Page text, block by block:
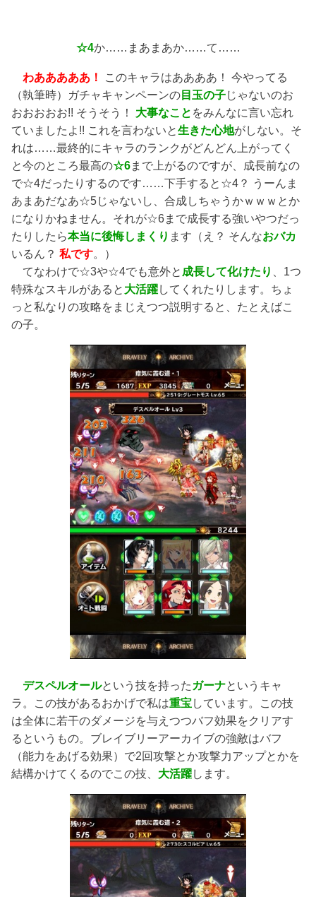
☆4か……まあまあか……て……
わあああああ！
このキャラはああああ！ 今やってる
（執筆時）ガチャキャンペーンの 目玉の子じゃないのお
おおおおお!! そうそう！ 大事なこと をみんなに言い忘れ
ていましたよ!! これを言わないと生きた心地がしない。そ
れは……最終的にキャラのランクがどんどん上がってく
と今のところ最高の☆6まで上がるのですが、成長前なの
で☆4だったりするのです……下手すると☆4？ うーんま
あまあだなあ☆5じゃないし、合成しちゃうかｗｗｗとか
になりかねません。それが☆6まで成長する強いやつだっ
たりしたら本当に後悔しまくり ます（え？ そんなおバカ
いるん？私です。）
てなわけで☆3や☆4でも意外と 成長して化けたり
、1つ
特殊なスキルがあると 大活躍してくれたりします。ちょ
っと私なりの攻略をまじえつつ説明すると、たとえばこ
の子。
デスペルオールという技を持った ガーナというキャ
ラ。この技があるおかげで私は重宝しています。この技
は全体に若干のダメージを与えつつバフ効果をクリアす
るというもの。ブレイブリーアーカイブの強敵はバフ
（能力をあげる効果）で2回攻撃とか攻撃力アップとかを
結構かけてくるのでこの技、 大活躍します。